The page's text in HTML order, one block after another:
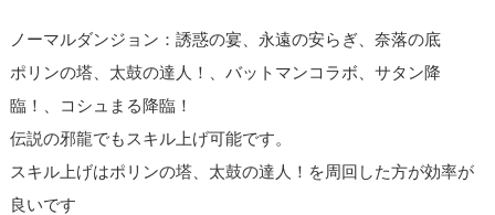
ノーマルダンジョン：誘惑の宴、永遠の安らぎ、奈落の底
ポリンの塔、太鼓の達人！、バットマンコラボ、サタン降
臨！、コシュまる降臨！
伝説の邪龍でもスキル上げ可能です。
スキル上げはポリンの塔、太鼓の達人！を周回した方が効率が
良いです